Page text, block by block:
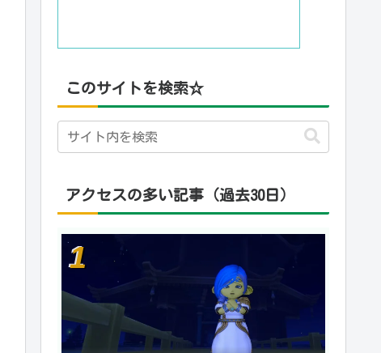
このサイトを検索☆
アクセスの多い記事（過去30日）